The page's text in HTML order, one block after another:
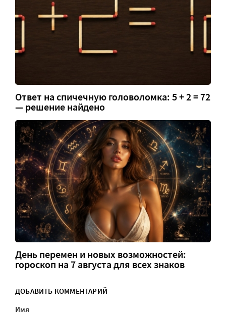
Ответ на спичечную головоломка: 5 + 2 = 72
— решение найдено
День перемен и новых возможностей:
гороскоп на 7 августа для всех знаков
ДОБАВИТЬ КОММЕНТАРИЙ
Имя